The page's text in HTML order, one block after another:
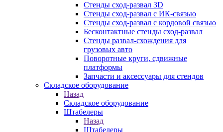
Стенды сход-развал 3D
Стенды сход-развал с ИК-связью
Стенды сход-развал с кордовой связью
Бесконтактные стенды сход-развал
Стенды развал-схождения для
грузовых авто
Поворотные круги, сдвижные
платформы
Запчасти и аксессуары для стендов
Складское оборудование
Назад
Складское оборудование
Штабелеры
Назад
Штабелеры